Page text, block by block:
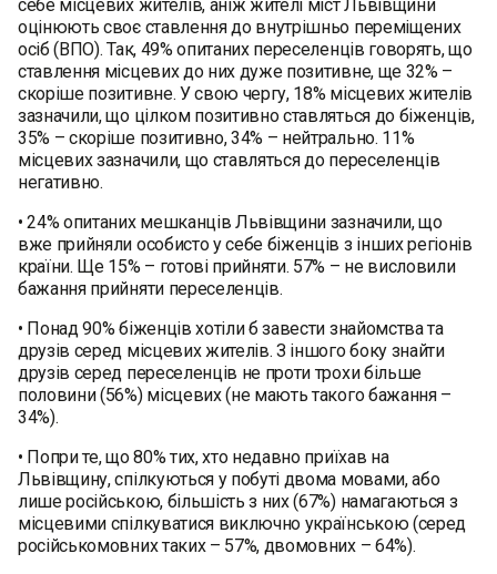
себе місцевих жителів, аніж жителі міст Львівщини
оцінюють своє ставлення до внутрішньо переміщених
осіб (ВПО). Так, 49% опитаних переселенців говорять, що
ставлення місцевих до них дуже позитивне, ще 32% –
скоріше позитивне. У свою чергу, 18% місцевих жителів
зазначили, що цілком позитивно ставляться до біженців,
35% – скоріше позитивно, 34% – нейтрально. 11%
місцевих зазначили, що ставляться до переселенців
негативно.
• 24% опитаних мешканців Львівщини зазначили, що
вже прийняли особисто у себе біженців з інших регіонів
країни. Ще 15% – готові прийняти. 57% – не висловили
бажання прийняти переселенців.
• Понад 90% біженців хотіли б завести знайомства та
друзів серед місцевих жителів. З іншого боку знайти
друзів серед переселенців не проти трохи більше
половини (56%) місцевих (не мають такого бажання –
34%).
• Попри те, що 80% тих, хто недавно приїхав на
Львівщину, спілкуються у побуті двома мовами, або
лише російською, більшість з них (67%) намагаються з
місцевими спілкуватися виключно українською (серед
російськомовних таких – 57%, двомовних – 64%).